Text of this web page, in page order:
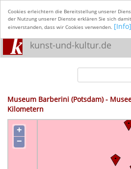
Cookies erleichtern die Bereitstellung unserer
der Nutzung unserer Dienste erklären Sie sich damit
einverstanden, dass wir Cookies verwenden. [Info]
kunst-und-kultur.de
Museum Barberini (Potsdam) -
Kilometern
+
−